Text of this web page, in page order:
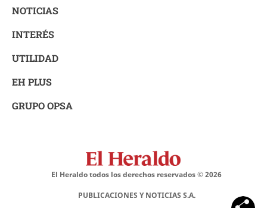
NOTICIAS
INTERÉS
UTILIDAD
EH PLUS
GRUPO OPSA
El Heraldo todos los derechos reservados ©2026
PUBLICACIONES Y NOTICIAS S.A.